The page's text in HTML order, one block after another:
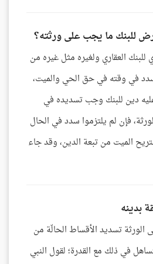
للبنك ما يجب على ورثته؟
العقاري ولغيره مثل غيره من
في وقته في حق الحي والميت،
دين للبنك وجب تسديده في
فإن لم يلتزموا سدد في الحال
الميت من تبعة الدين، وقد جاء
بدينه
الورثة تسديد الأقساط الحالّة من
في ذلك مع القدرة؛ لقول النبي